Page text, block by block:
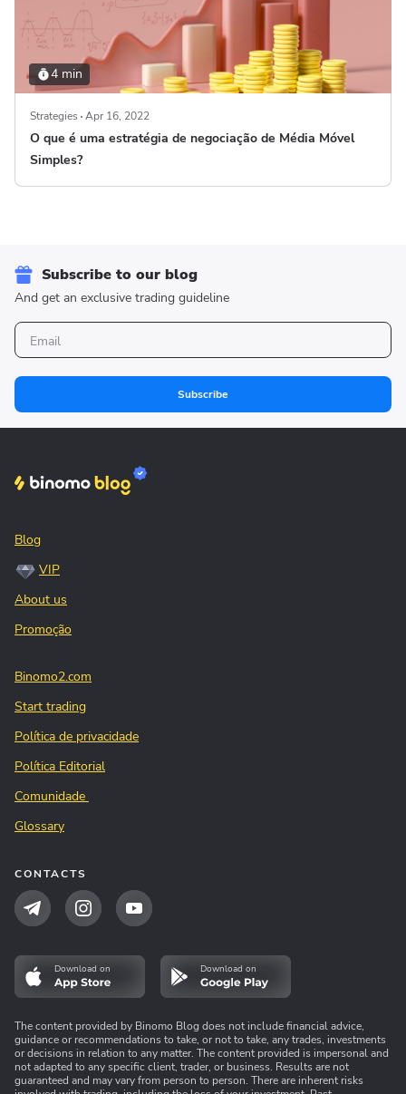
4 min
Strategies Apr 16, 2022
O que é uma estratégia de negociação de Média Móvel
Simples?
Subscribe to our blog
And get an exclusive trading guideline
Subscribe
Blog
VIP
About us
Promoção
Binomo2.com
Start trading
Política de privacidade
Política Editorial
Comunidade
Glossary
CONTACTS
Download on Download on
The content provided by Binomo Blog does not include financial advice,
guidance or recommendations to take, or not to take, any trades, investments
or decisions in relation to any matter. The content provided is impersonal and
not adapted to any specific client, trader, or business. Results are not
guaranteed and may vary from person to person. There are inherent risks